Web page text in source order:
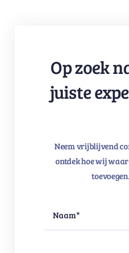
Op zoek
juiste
Neem vrijblijvend
ontdek hoe wij
toevoegen.